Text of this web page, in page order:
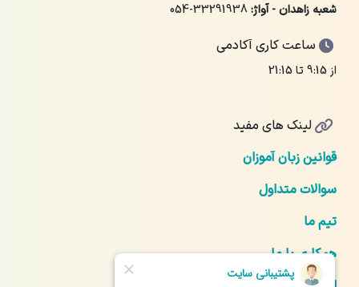
شعبه زاهدان - آواژ:054-33291938
ساعت کاری آکادمی
از 9:15 تا 21:15
لینک های مفید
قوانین زبان آموزان
سوالات متداول
تیم ما
همکاری با ما